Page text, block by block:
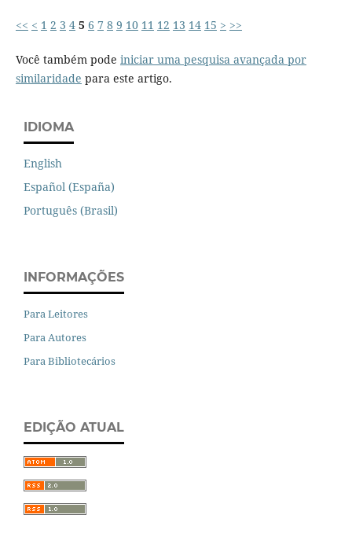
<< < 1 2 3 4 5 6 7 8 9 10 11 12 13 14 15 > >>
Você também pode iniciar uma pesquisa avançada por
similaridade para este artigo.
IDIOMA
English
Español (España)
Português (Brasil)
INFORMAÇÕES
Para Leitores
Para Autores
Para Bibliotecários
EDIÇÃO ATUAL